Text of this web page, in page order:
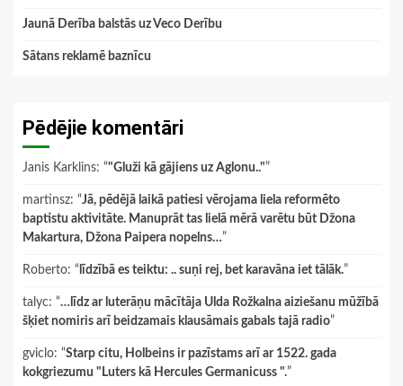
Jaunā Derība balstās uz Veco Derību
Sātans reklamē baznīcu
Pēdējie komentāri
Janis Karklins: “"Gluži kā gājiens uz Aglonu.."”
martinsz: “Jā, pēdējā laikā patiesi vērojama liela reformēto
baptistu aktivitāte. Manuprāt tas lielā mērā varētu būt Džona
Makartura, Džona Paipera nopelns…”
Roberto: “ līdzībā es teiktu: .. suņi rej, bet karavāna iet tālāk.”
talyc: “…līdz ar luterāņu mācītāja Ulda Rožkalna aiziešanu mūžībā
šķiet nomiris arī beidzamais klausāmais gabals tajā radio”
gviclo: “Starp citu, Holbeins ir pazīstams arī ar 1522. gada
kokgriezumu "Luters kā Hercules Germanicuss ".”